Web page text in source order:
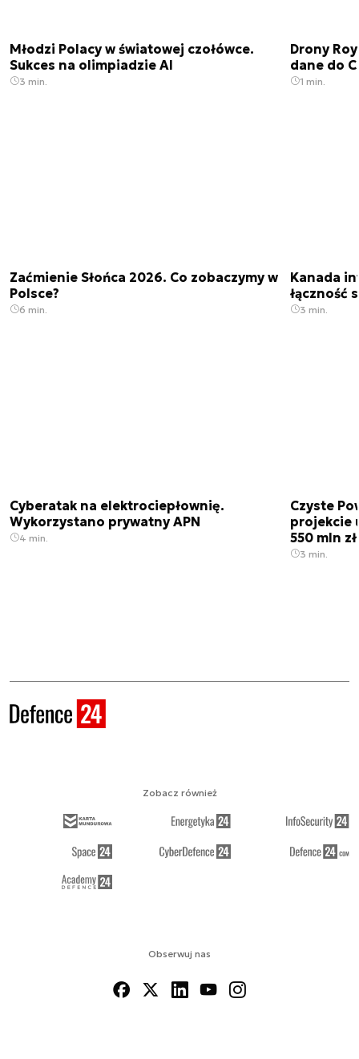
Młodzi Polacy w światowej czołówce.
Sukces na olimpiadzie AI
3 min.
Drony
dane do
1 min.
Zaćmienie Słońca 2026. Co zobaczymy w
Polsce?
6 min.
Kanada
łączność
3 min.
Cyberatak na elektrociepłownię.
Wykorzystano prywatny APN
4 min.
Czyste
projekcie
550 mln zł
3 min.
Obserwuj nas
Zobacz również